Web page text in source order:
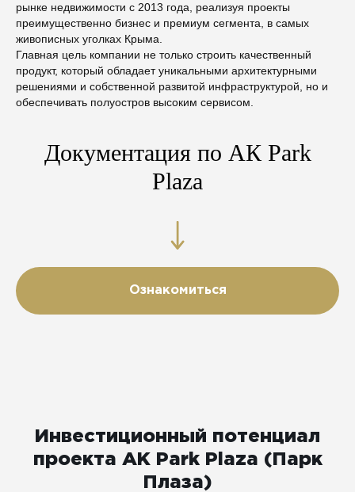
рынке недвижимости с 2013 года, реализуя про­екты
преимущественно бизнес и премиум сегмента, в самых
живописных уголках Крыма.
Главная цель компании не только строить качественный
продукт, который обладает уникальными архитектурными
решениями и собственной разви­той инфраструктурой, но и
обеспечивать полуостров высоким сервисом.
Документация по АК Park
Plaza
Ознакомиться
Инвестиционный потенциал
проекта АК Park Plaza (Парк
Плаза)